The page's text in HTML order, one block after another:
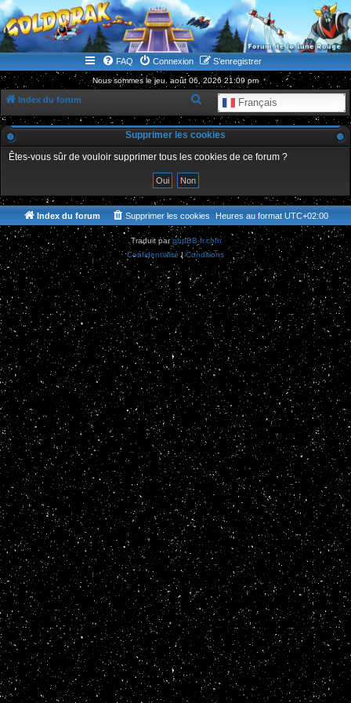
WWW.GOLDORAKGO.COM
le site de la Lune Rouge
FAQ Connexion S’enregistrer
Nous sommes le jeu. août 06, 2026 21:09 pm
Index du forum Français
e
c
h
h
e
r
Supprimer les cookies
Êtes-vous sûr de vouloir supprimer tous les cookies de ce forum ?
Index du forum Heures au format UTC+02:00
Supprimer les cookies
Traduit parphpBB-fr.com
Confidentialité|Conditions